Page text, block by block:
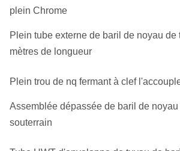
plein Chrome
Plein tube externe de baril de noyau de
mètres de longueur
Plein trou de nq fermant à clef
Assemblée dépassée de baril de noyau
souterrain